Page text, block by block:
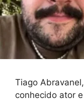
Tiago
conhecido ator